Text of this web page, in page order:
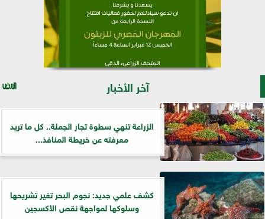
آخر الأخبار
الزراعة تنهي سطوة تجار الجملة.. كل ما تريد
معرفته عن خريطة المنافذ...
كشف علمي جديد: نجوم البحر تغير تشريحها
وسلوكها لمواجهة نقص الأكسجين